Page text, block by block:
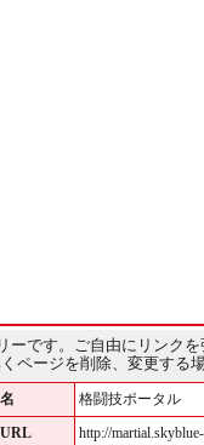
ーです。ご自由にリンク
ページを削除、変更する
格闘技ポータル
http://